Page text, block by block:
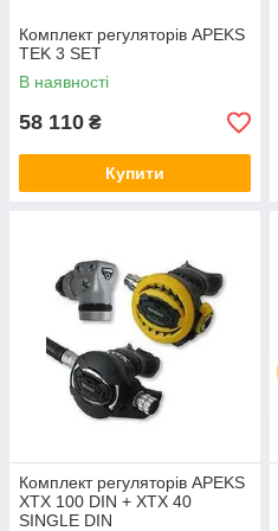
Комплект регуляторів APEKS
TEK 3 SET
В наявності
58 110 ₴
Купити
Комплект регуляторів APEKS
XTX 100 DIN + XTX 40
SINGLE DIN